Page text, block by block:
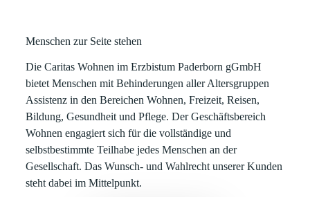
Menschen zur Seite stehen
Die Caritas Wohnen im Erzbistum Paderborn gGmbH
bietet Menschen mit Behinderungen aller Altersgruppen
Assistenz in den Bereichen Wohnen, Freizeit, Reisen,
Bildung, Gesundheit und Pflege. Der Geschäftsbereich
Wohnen engagiert sich für die vollständige und
selbstbestimmte Teilhabe jedes Menschen an der
Gesellschaft. Das Wunsch- und Wahlrecht unserer Kunden
steht dabei im Mittelpunkt.